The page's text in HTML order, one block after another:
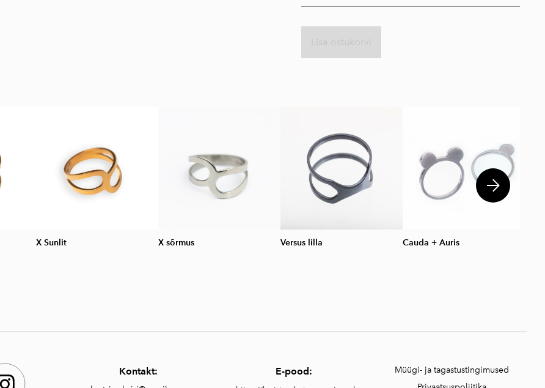
X Sunlit X sõrmus Versus lilla Cauda + Auris
Kontakt: E-pood:
Müügi- ja tagastustingimused